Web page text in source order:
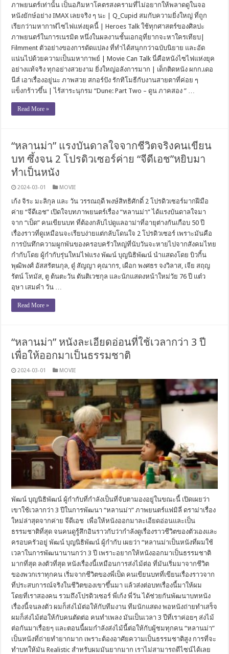
ภาพยนตร์เท่านั้น เป็นอภิมหาโคตรสงครามที่ไม่อยากให้พลาดดูในจอ
หนังยักษ์อย่าง IMAX เลยจริง ๆ นะ | Q_Cupid สมกับความยิ่งใหญ่ ที่ถูก
เรียกว่ามหากาฬไซไฟแห่งยุคนี้ | Heroes Talk ใช้ทุกศาสตร์ของศิลปะ
ภาพยนตร์ในการเนรมิต หนึ่งในผลงานชั้นเอกอุที่ยากจะหาใครเทียบ|
Filmment ตัวอย่างของการดัดแปลง ที่ทำได้สนุกกว่าฉบับนิยาย และอัด
แน่นไปด้วยความเป็นมหากาพย์ | Movie Can Talk นี่คือหนังไซไฟแห่งยุค
อย่างแท้จริง ทุกอย่างสวยงาม ยิ่งใหญ่อลังการมาก | เด็กติดหนัง ผกก.เดอ
นีส์ เอาเรื่องอยู่นะ ภาพสวย สกอร์ปัง รักทิโมธีกับงานสายตาที่ค่อย ๆ
แข็งกร้าวขึ้น | ไร้สาระนุกรม “Dune: Part Two – ดูน ภาคสอง ” …
Read More »
“หลานม่า” แรงบันดาลใจจากชีวิตจริงคนเขียน
บท ซึ้งจน 2 โปรดิวเซอร์ค่าย “จีดีเอช”หยิบมา
ทำเป็นหนัง
2024-03-01 MOVIE
เก้ง จิระ มะลิกุล และ วัน วรรณฤดี พงษ์สิทธิศักดิ์ 2 โปรดิวเซอร์มากฝีมือ
ค่าย “จีดีเอช” เปิดใจบทภาพยนตร์เรื่อง “หลานม่า” ได้แรงบันดาลใจมา
จาก “เป็ด” คนเขียนบท ที่ต้องกลับไปดูแลอาม่าที่อายุต่างกันเกือบ 50 ปี
เรื่องราวที่ดูเหมือนจะเรียบง่ายแต่กลับโดนใจ 2 โปรดิวเซอร์ เพราะมันคือ
การบันทึกความผูกพันของครอบครัวใหญ่ที่นับวันจะหายไปจากสังคมไทย
กำกับโดย ผู้กำกับรุ่นใหม่ไฟแรง พัฒน์ บุญนิธิพัฒน์ นำแสดงโดย บิวกิ้น
พุฒิพงศ์ อัสสรัตนกุล, ดู๋ สัญญา คุณากร, เผือก พงศธร จงวิลาส, เจีย สฤญ
รัตน์ โทมัส, ตู ต้นตะวัน ตันติเวชกุล และนักแสดงหน้าใหม่วัย 76 ปี แต๋ว
อุษา เสมคำ วัน …
Read More »
“หลานม่า” หนังละเอียดอ่อนที่ใช้เวลากว่า 3 ปี
เพื่อให้ออกมาเป็นธรรมชาติ
2024-03-01 MOVIE
พัฒน์ บุญนิธิพัฒน์ ผู้กำกับที่กำลังเป็นที่จับตามองอยู่ในขณะนี้ เปิดเผยว่า
เขาใช้เวลากว่า 3 ปีในการพัฒนา “หลานม่า” ภาพยนตร์แฟมิลี่ ดราม่าเรื่อง
ใหม่ล่าสุดจากค่าย จีดีเอช เพื่อให้หนังออกมาละเอียดอ่อนและเป็น
ธรรมชาติที่สุด จนคนดูรู้สึกอินราวกับว่ากำลังดูเรื่องราวชีวิตของตัวเองและ
ครอบครัวอยู่ พัฒน์ บุญนิธิพัฒน์ ผู้กำกับ เผยว่า “หลานม่าเป็นหนังที่ผมใช้
เวลาในการพัฒนานานกว่า 3 ปี เพราะอยากให้หนังออกมาเป็นธรรมชาติ
มากที่สุด ลงตัวที่สุด หนังเรื่องนี้เหมือนการส่งไม้ต่อ ที่มันเริ่มมาจากชีวิต
ของพวกเราทุกคน เริ่มจากชีวิตของพี่เป็ด คนเขียนบทที่เขียนเรื่องราวจาก
ที่ประสบการณ์จริงในชีวิตของเขาขึ้นมา แล้วส่งต่อบทเรื่องนี้มาให้ผม
โดยที่เราสองคน รวมถึงโปรดิวเซอร์ พี่เก้ง พี่วัน ได้ช่วยกันพัฒนาบทหนัง
เรื่องนี้จนลงตัว ผมก็ส่งไม้ต่อให้กับทีมงาน ทีมนักแสดง พอหนังถ่ายทำเสร็จ
ผมก็ส่งไม้ต่อให้กับคนตัดต่อ คนทำเพลง มันเป็นเวลา 3 ปีที่เราค่อยๆ ส่งไม้
ต่อกันมาเรื่อยๆ และตอนนี้ผมกำลังส่งไม้นี้ต่อให้กับผู้ชมทุกคน “หลานม่า”
เป็นหนังที่ถ่ายทำยากมาก เพราะต้องอาศัยความเป็นธรรมชาติสูง การที่จะ
ทำบทให้มัน Realistic สำหรับผมมันยากมาก เราไม่สามารถดีไซน์ได้เลย